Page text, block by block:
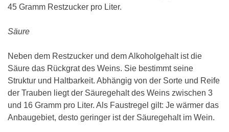
45 Gramm Restzucker pro Liter.
Säure
Neben dem Restzucker und dem Alkoholgehalt ist die
Säure das Rückgrat des Weins. Sie bestimmt seine
Struktur und Haltbarkeit. Abhängig von der Sorte und Reife
der Trauben liegt der Säuregehalt des Weins zwischen 3
und 16 Gramm pro Liter. Als Faustregel gilt: Je wärmer das
Anbaugebiet, desto geringer ist der Säuregehalt im Wein.